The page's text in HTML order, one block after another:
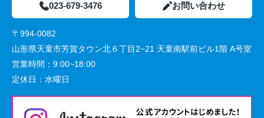
023-679-3476 お問い合わせ
〒994-0082
山形県天童市芳賀タウン北６丁目2−21 天童南駅前ビル1階 A号室
営業時間： 9:00~18:00
定休日： 水曜日